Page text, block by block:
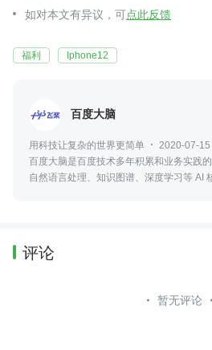
如对本文有异议，可点此反馈
福利 Iphone12
百度大脑
用科技让复杂的世界更简单
2020-07-15
百度大脑是百度技术多年积累和业务实践
自然语言处理、知识图谱、深度学习等 AI
评论
暂无评论